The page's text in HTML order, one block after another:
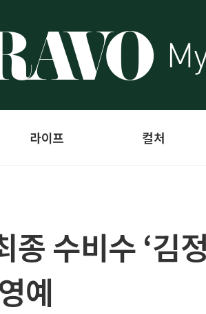
라이프 컬처
수비수 ‘김
예